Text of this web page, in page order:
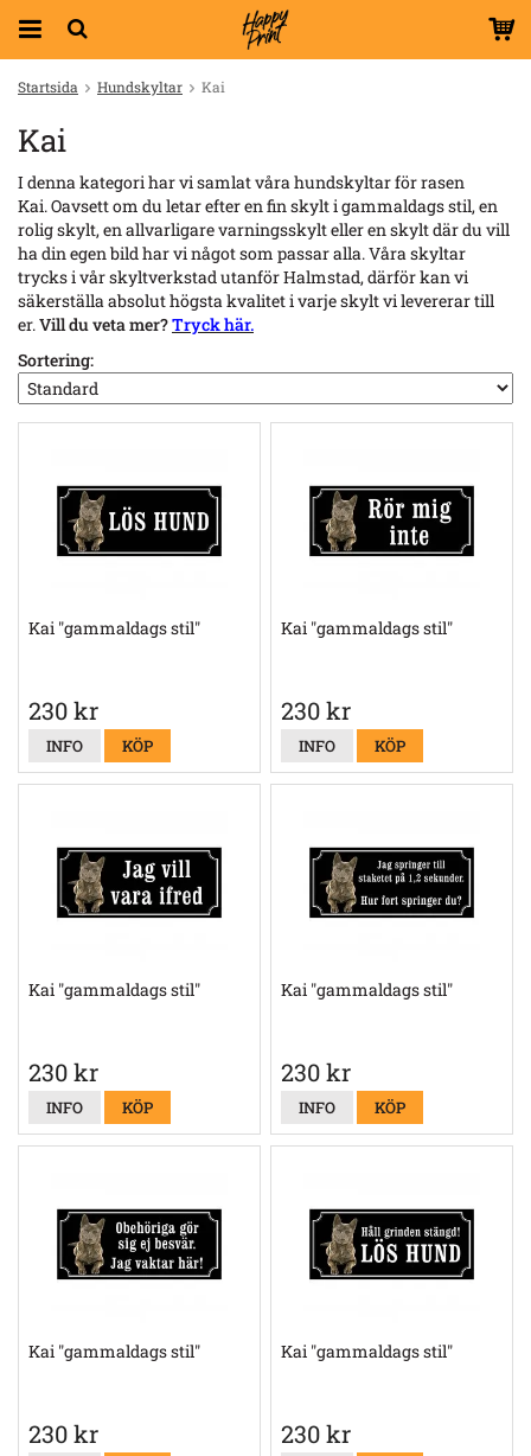
Startsida Hundskyltar Kai
Kai
I denna kategori har vi samlat våra hundskyltar för rasen
Kai. Oavsett om du letar efter en fin skylt i gammaldags stil, en
rolig skylt, en allvarligare varningsskylt eller en skylt där du vill
ha din egen bild har vi något som passar alla. Våra skyltar
trycks i vår skyltverkstad utanför Halmstad, därför kan vi
säkerställa absolut högsta kvalitet i varje skylt vi levererar till
er.Vill du veta mer?Tryck här.
Sortering:
Kai "gammaldags stil"
230 kr
INFO KÖP
Kai "gammaldags stil"
230 kr
INFO KÖP
Kai "gammaldags stil"
230 kr
INFO KÖP
Kai "gammaldags stil"
230 kr
INFO KÖP
Kai "gammaldags stil"
230 kr
Kai "gammaldags stil"
230 kr